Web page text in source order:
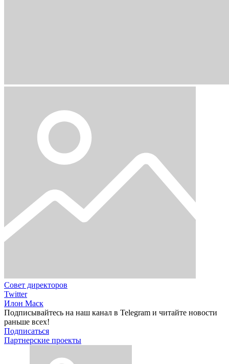
Совет директоров
Twitter
Илон Маск
Подписывайтесь на наш канал в Telegram и читайте новости
раньше всех!
Подписаться
Партнерские проекты